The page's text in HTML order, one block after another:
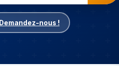
Demandez-nous !